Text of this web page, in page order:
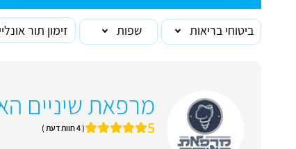
ביטוחי בריאות שפות זימון תור
מרפאת שיניים
5 ( 4 חוות דעת )